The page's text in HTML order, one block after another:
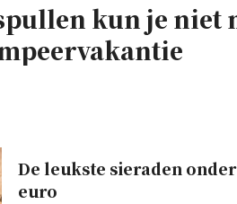
kun je niet
De leukste sieraden onder
euro